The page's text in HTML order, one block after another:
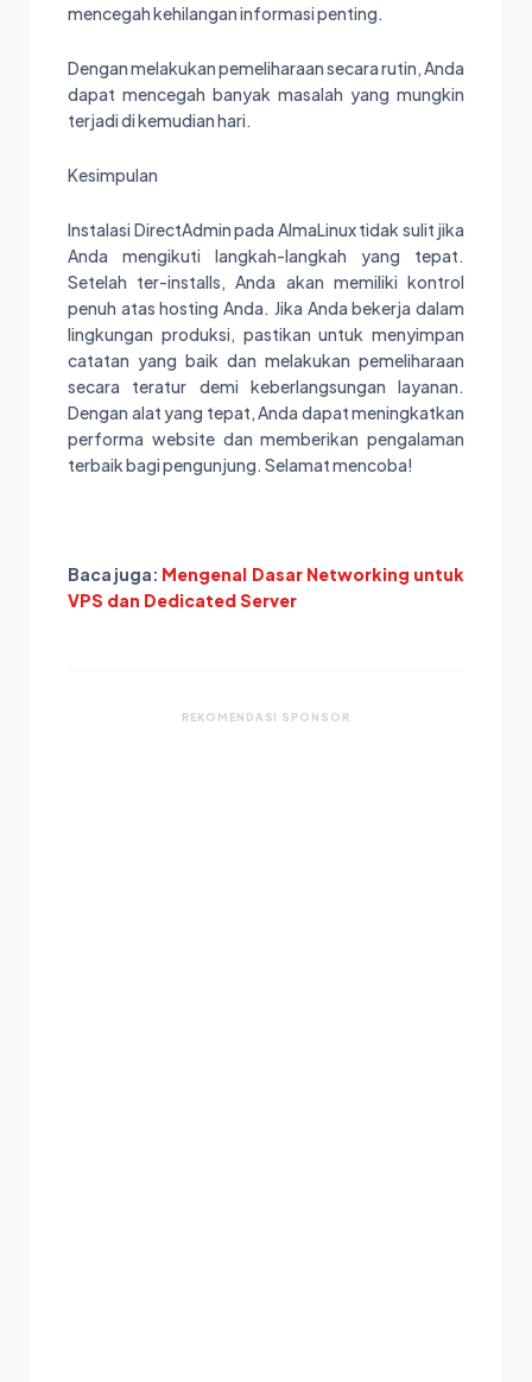
mencegah kehilangan informasi penting.
Dengan melakukan pemeliharaan secara rutin, Anda
dapat mencegah banyak masalah yang mungkin
terjadi di kemudian hari.
Kesimpulan
Instalasi DirectAdmin pada AlmaLinux tidak sulit jika
Anda mengikuti langkah-langkah yang tepat.
Setelah ter-installs, Anda akan memiliki kontrol
penuh atas hosting Anda. Jika Anda bekerja dalam
lingkungan produksi, pastikan untuk menyimpan
catatan yang baik dan melakukan pemeliharaan
secara teratur demi keberlangsungan layanan.
Dengan alat yang tepat, Anda dapat meningkatkan
performa website dan memberikan pengalaman
terbaik bagi pengunjung. Selamat mencoba!
Baca juga: Mengenal Dasar Networking untuk
VPS dan Dedicated Server
REKOMENDASI SPONSOR